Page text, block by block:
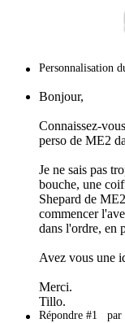
Personnalisation
Bonjour,
Connaissez-
perso de ME2
Je ne sais pas
bouche, une
Shepard de
commencer
dans l'ordre, en
Avez vous une
Merci.
Tillo.
Répondre #1 par